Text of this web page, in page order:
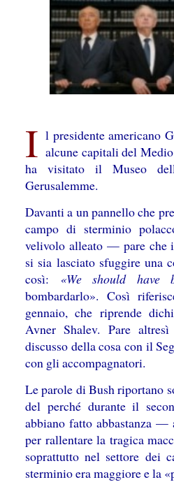
I l presidente americano
alcune capitali del
ha visitato il Museo
Gerusalemme.
Davanti a un pannello che
campo di sterminio
velivolo alleato — pare che
si sia lasciato sfuggire una
così: «We should have
bombardarlo». Così
gennaio, che riprende
Avner Shalev. Pare
discusso della cosa con il
con gli accompagnatori.
Le parole di Bush riportano
del perché durante il
abbiano fatto abbastanza
per rallentare la tragica
soprattutto nel settore dei
sterminio era maggiore e la